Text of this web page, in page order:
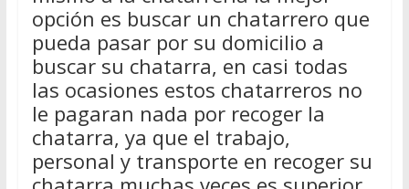
opción es buscar un chatarrero que
pueda pasar por su domicilio a
buscar su chatarra, en casi todas
las ocasiones estos chatarreros no
le pagaran nada por recoger la
chatarra, ya que el trabajo,
personal y transporte en recoger su